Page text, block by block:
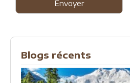
Blogs récents